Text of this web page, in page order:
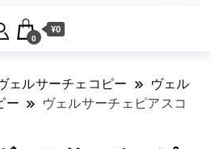
0
¥0
ェルサーチェコピー
ヴェル
ー
ヴェルサーチェピアスコ